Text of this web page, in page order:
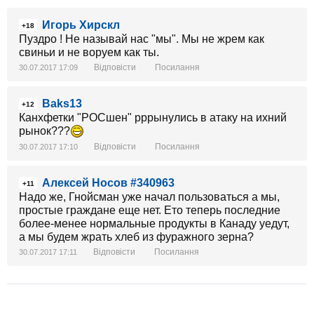
+18
Игорь Хирскл
Пуздро ! Не называй нас "мы". Мы не жрем как
свиньи и не воруем как ты.
30.07.2017 17:09 Відповісти Посилання
+12
Baks13
Канхфетки "РОСшен" рррынулись в атаку на ихний
рынок???
30.07.2017 17:10 Відповісти Посилання
+11
Алексей Носов #340963
Надо же, Гнойсман уже начал пользоваться а мы,
простые граждане еще нет. Ето теперь последние
более-менее нормальные продукты в Канаду уедут,
а мы будем жрать хлеб из фуражного зерна?
30.07.2017 17:11 Відповісти Посилання